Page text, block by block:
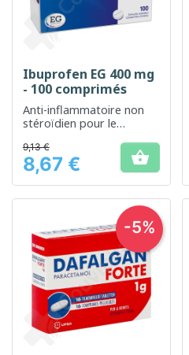
Ibuprofen EG 400 mg
- 100 comprimés
Anti-inflammatoire non
stéroïdien pour le
douleur et la réduction de
la fièvre
Prix
9,13 €
8,67 € 
-5%